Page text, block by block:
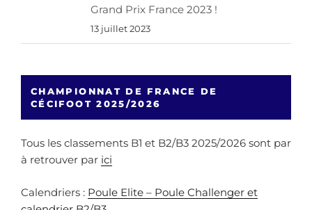
Grand Prix France 2023 !
13 juillet 2023
CHAMPIONNAT DE FRANCE DE
CÉCIFOOT 2025/2026
Tous les classements B1 et B2/B3 2025/2026 sont par
à retrouver par ici
Calendriers : Poule Elite – Poule Challenger et